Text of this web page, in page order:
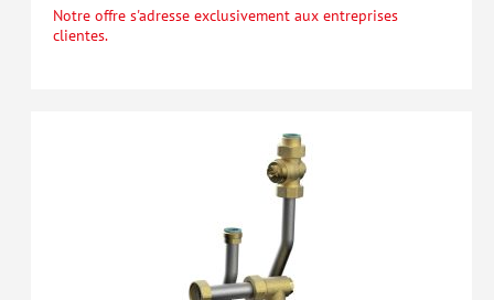
Notre offre s'adresse exclusivement aux entreprises
clientes.